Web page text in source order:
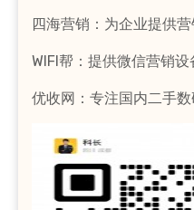
四海营销：为企业提供营
WIFI帮：提供微信营销设
优收网：专注国内二手数